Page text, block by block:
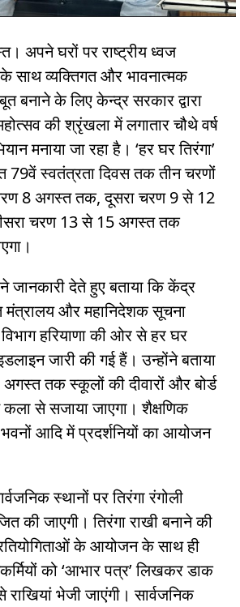
अपने घरों पर राष्ट्रीय ध्वज
साथ व्यक्तिगत और भावनात्मक
बनाने के लिए केन्द्र सरकार द्वारा
की श्रृंखला में लगातार चौथे वर्ष
मनाया जा रहा है। ‘हर घर तिरंगा’
79वें स्वतंत्रता दिवस तक तीन चरणों
8 अगस्त तक, दूसरा चरण 9 से 12
चरण 13 से 15 अगस्त तक
जानकारी देते हुए बताया कि केंद्र
और महानिदेशक सूचना
हरियाणा की ओर से हर घर
जारी की गई हैं। उन्होंने बताया
तक स्कूलों की दीवारों और बोर्ड
कला से सजाया जाएगा। शैक्षणिक
आदि में प्रदर्शनियों का आयोजन
स्थानों पर तिरंगा रंगोली
की जाएगी। तिरंगा राखी बनाने की
के आयोजन के साथ ही
को ‘आभार पत्र’ लिखकर डाक
भेजी जाएंगी। सार्वजनिक